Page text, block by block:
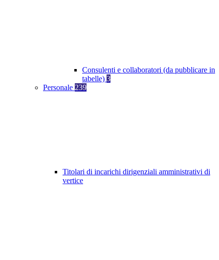
Consulenti e collaboratori (da pubblicare in
tabelle) 3
Personale 239
Titolari di incarichi dirigenziali amministrativi di
vertice